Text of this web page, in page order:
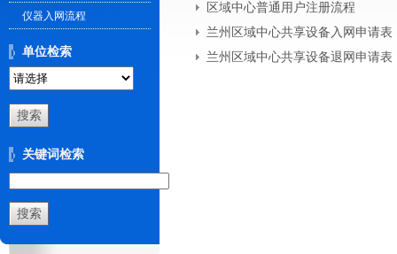
仪器入网流程
单位检索
关键词检索
区域中心普通用户注册流程
兰州区域中心共享设备入网申请表
兰州区域中心共享设备退网申请表